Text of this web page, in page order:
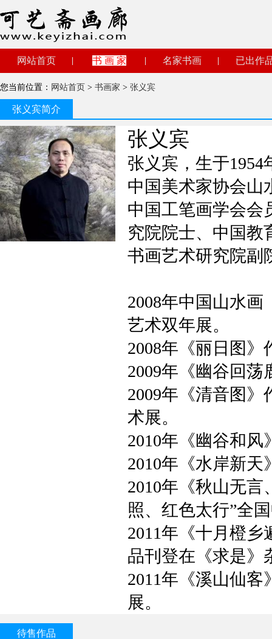
网站首页 书 画 家 名家书画 已出作
您当前位置： 网站首页 > 书画家 > 张义宾
张义宾简介
张义宾
张义宾，生于1954
中国美术家协会山
中国工笔画学会会
究院院士、中国教
书画艺术研究院副
2008年中国山水
艺术双年展。
2008年《丽日图
2009年《幽谷回
2009年《清音图
术展。
2010年《幽谷和
2010年《水岸新
2010年《秋山无
照、红色太行”全
2011年《十月橙
品刊登在《求是》
2011年《溪山仙
展。
待售作品